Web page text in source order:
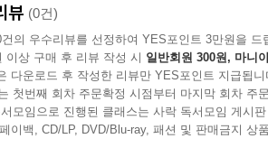
기억하고 기념해야 하는가 하는 물음에도
일은 이러한 물음과 질문에 답하는 하나의
사건’은 왜 더 활발하게 담론화되지 못
으로 소비되는 방식에 대한 성찰과 논쟁을
있다.
의 고향 방문 그리고 우연찮은 두 번째 방문
가 영광 선산에 묻히기로 마음을 정하지
산을 둘러보기 위해 50년 만에 고향 영광
뷰 (0건)
의 우수리뷰를 선정하여 YES포인트 3만원을 드
이상 구매 후 리뷰 작성 시 일반회원 300원, 마니
다운로드 후 작성한 리뷰만 YES포인트 지급됩니
첫번째 회차 주문확정 시점부터 마지막 회차 주
모임으로 진행된 클래스는 사락 독서모임 게시
이백, CD/LP, DVD/Blu-ray, 패션 및 판매금지 상